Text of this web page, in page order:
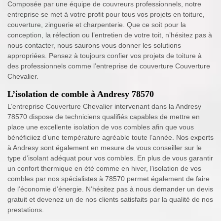
Composée par une équipe de couvreurs professionnels, notre
entreprise se met à votre profit pour tous vos projets en toiture,
couverture, zinguerie et charpenterie. Que ce soit pour la
conception, la réfection ou l’entretien de votre toit, n’hésitez pas à
nous contacter, nous saurons vous donner les solutions
appropriées. Pensez à toujours confier vos projets de toiture à
des professionnels comme l’entreprise de couverture Couverture
Chevalier.
L’isolation de comble à Andresy 78570
L’entreprise Couverture Chevalier intervenant dans la Andresy
78570 dispose de techniciens qualifiés capables de mettre en
place une excellente isolation de vos combles afin que vous
bénéficiiez d’une température agréable toute l’année. Nos experts
à Andresy sont également en mesure de vous conseiller sur le
type d’isolant adéquat pour vos combles. En plus de vous garantir
un confort thermique en été comme en hiver, l’isolation de vos
combles par nos spécialistes à 78570 permet également de faire
de l’économie d’énergie. N’hésitez pas à nous demander un devis
gratuit et devenez un de nos clients satisfaits par la qualité de nos
prestations.